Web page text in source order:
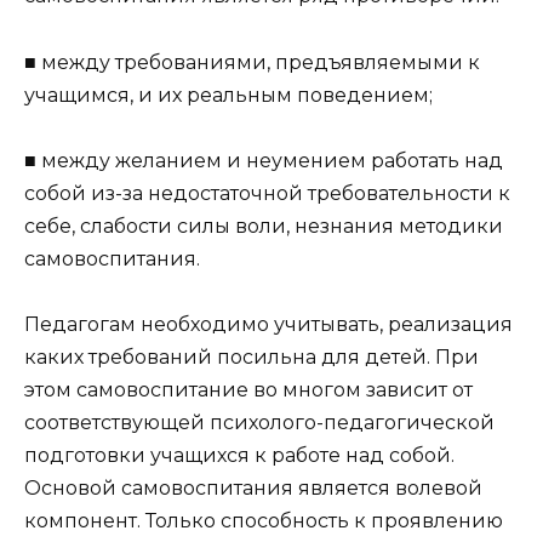
■ между требованиями, предъявляемыми к
учащимся, и их реальным поведением;
■ между желанием и неумением работать над
собой из-за недостаточной требовательности к
себе, слабости силы воли, незнания методики
самовоспитания.
Педагогам необходимо учитывать, реализация
каких тре­бований посильна для детей. При
этом самовоспитание во многом зависит от
соответствующей психолого-педагогичес­кой
подготовки учащихся к работе над собой.
Основой само­воспитания является волевой
компонент. Только способность к проявлению